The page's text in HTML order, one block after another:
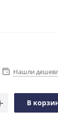
Нашли
В